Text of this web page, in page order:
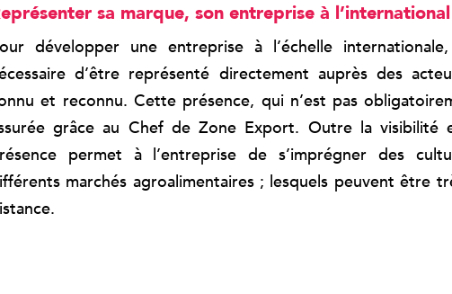
sa marque, son entreprise à l’international
développer une entreprise à l’échelle
d’être représenté directement auprès des
et reconnu. Cette présence, qui n’est pas
grâce au Chef de Zone Export. Outre la
permet à l’entreprise de s’imprégner des
marchés agroalimentaires ; lesquels peuvent être